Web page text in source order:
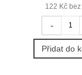
122 Kč
-
Přidat do